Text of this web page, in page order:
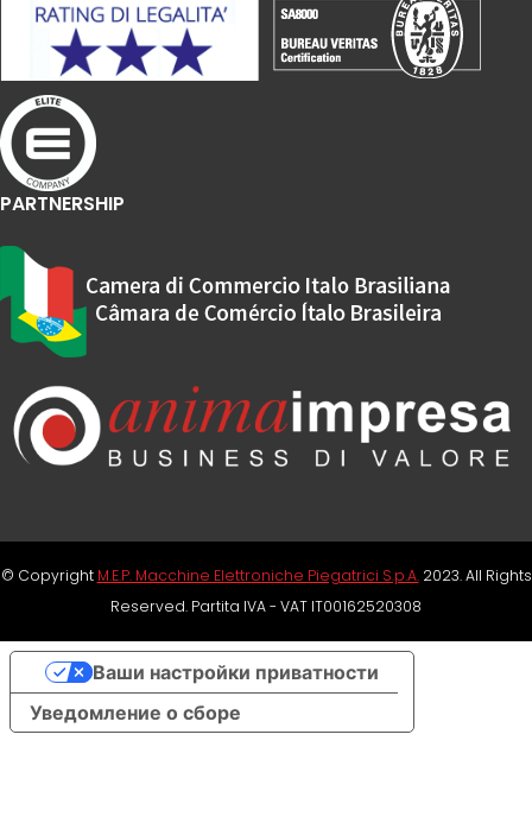
PARTNERSHIP
© Copyright M.E.P. Macchine Elettroniche Piegatrici S.p.A.2023. All Rights
Reserved. Partita IVA - VAT IT00162520308
Уведомление о сборе
Ваши настройки приватности